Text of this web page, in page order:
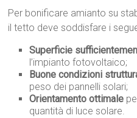
Per bonificare amianto su
il tetto deve soddisfare i
Superficie
l’impianto fotovoltaico;
Buone condizioni
peso dei pannelli solari;
Orientamento ottimale
quantità di luce solare.